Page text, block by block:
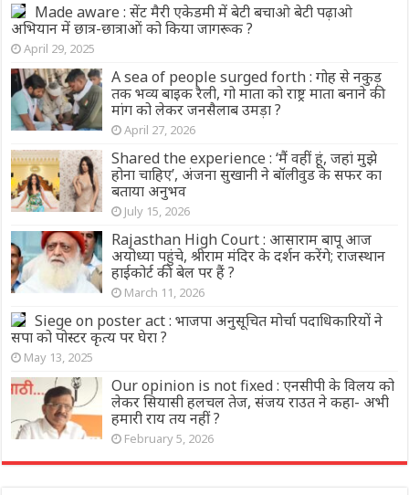
Made aware : सेंट मैरी एकेडमी में बेटी बचाओ बेटी पढ़ाओ
अभियान में छात्र-छात्राओं को किया जागरूक ?
April 29, 2025
A sea of ​​people surged forth : गोह से नकुड़
तक भव्य बाइक रैली, गो माता को राष्ट्र माता बनाने की
मांग को लेकर जनसैलाब उमड़ा ?
April 27, 2026
Shared the experience : ‘मैं वहीं हूं, जहां मुझे
होना चाहिए’, अंजना सुखानी ने बॉलीवुड के सफर का
बताया अनुभव
July 15, 2026
Rajasthan High Court : आसाराम बापू आज
अयोध्या पहुंचे, श्रीराम मंदिर के दर्शन करेंगे; राजस्थान
हाईकोर्ट की बेल पर हैं ?
March 11, 2026
Siege on poster act : भाजपा अनुसूचित मोर्चा पदाधिकारियों ने
सपा को पोस्टर कृत्य पर घेरा ?
May 13, 2025
Our opinion is not fixed : एनसीपी के विलय को
लेकर सियासी हलचल तेज, संजय राउत ने कहा- अभी
हमारी राय तय नहीं ?
February 5, 2026